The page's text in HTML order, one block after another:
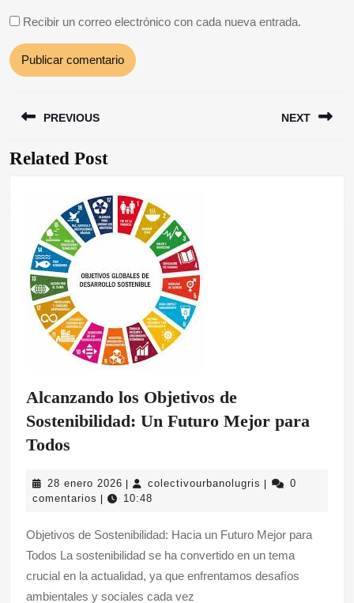
Recibir un correo electrónico con cada nueva entrada.
de
entradas
PREVIOUS
Entrada
NEXT
Related Post
Alcanzando los Objetivos de
Sostenibilidad: Un Futuro Mejor para
Todos
Objetivos
Sostenibilidad:
Un
Futuro
28 enero 2026 28
enero
| colectivourbanolugris |
0
comentarios | 10:48
Objetivos de Sostenibilidad: Hacia un Futuro Mejor para
Todos La sostenibilidad se ha convertido en un tema
crucial en la actualidad, ya que enfrentamos desafíos
ambientales y sociales cada vez